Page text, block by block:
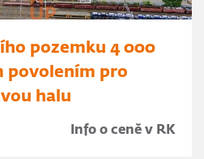
pozemku 4 000
povolením pro
halu
Info o ceně v RK